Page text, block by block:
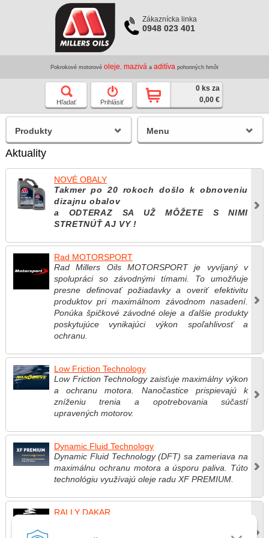
Zákaznícka linka
0948 023 401
Pokrokové motorové oleje mazivá a aditíva pohonných hmôt
Hľadať Prihlásiť
0 ks za
0,00 €
Aktuality
NOVÉ OBALY
Takmer po 20 rokoch došlo k obnoveniu
dizajnu obalov
a ODTERAZ SA UŽ MÔŽETE S NIMI
STRETNÚŤ AJ VY !
Rad MOTORSPORT
Rad Millers Oils MOTORSPORT je vyvíjaný v
spolupráci so závodnými tímami. To umožňuje
presne definovať požiadavky a overiť efektivitu
produktov pri maximálnom závodnom nasadení.
Ponúka špičkové závodné oleje a ďalšie produkty
poskytujúce vynikajúci výkon spoľahlivosť a
ochranu.
Low Friction Technology
Low Friction Technology zaisťuje maximálny výkon
a ochranu motora. Nanočastice prispievajú k
zníženiu trenia a opotrebovania súčastí
upravených motorov.
Dynamic Fluid Technology
Dynamic Fluid Technology (DFT) sa zameriava na
maximálnu ochranu motora a úsporu paliva. Túto
technológiu využívajú oleje radu XF PREMIUM.
RALLY DAKAR
Produkty Menu